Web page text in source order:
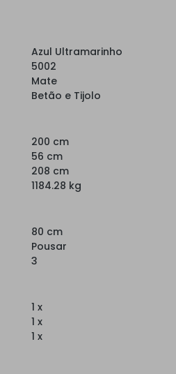
Azul Ultramarinho
5002
Mate
Betão e Tijolo
200 cm
56 cm
208 cm
1184.28 kg
80 cm
Pousar
3
1 x
1 x
1 x